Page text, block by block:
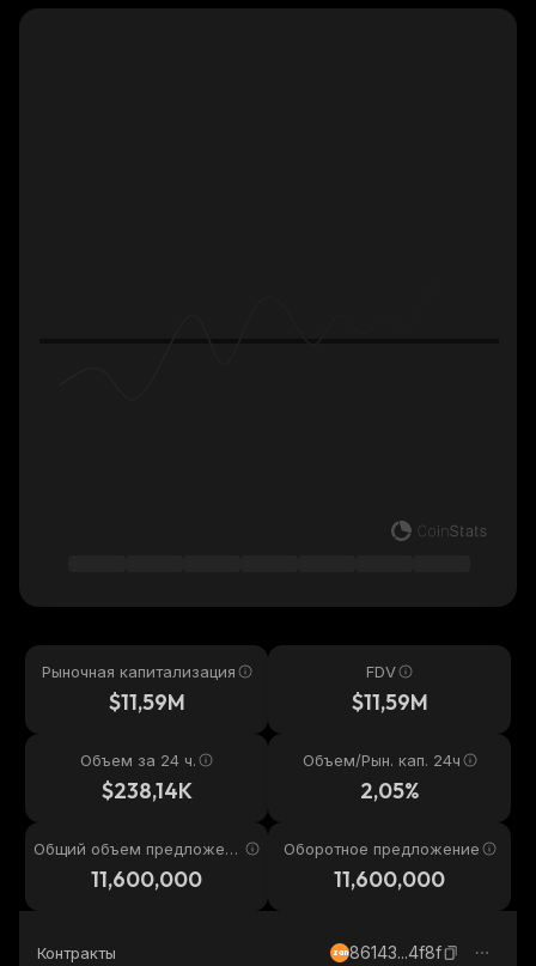
Рыночная капитализация
$11,59M
FDV
$11,59M
Объем за 24 ч.
$238,14K
Объем/Рын. кап. 24ч
2,05%
Общий объем предложени
11,600,000
Оборотное предложение
11,600,000
Контракты zan86143...4f8f